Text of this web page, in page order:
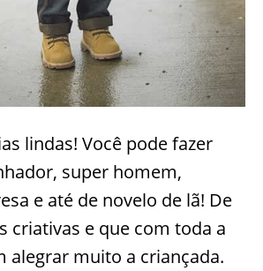
lindas! Você pode fazer
super homem,
e até de novelo de lã! De
criativas e que com toda a
alegrar muito a criançada.